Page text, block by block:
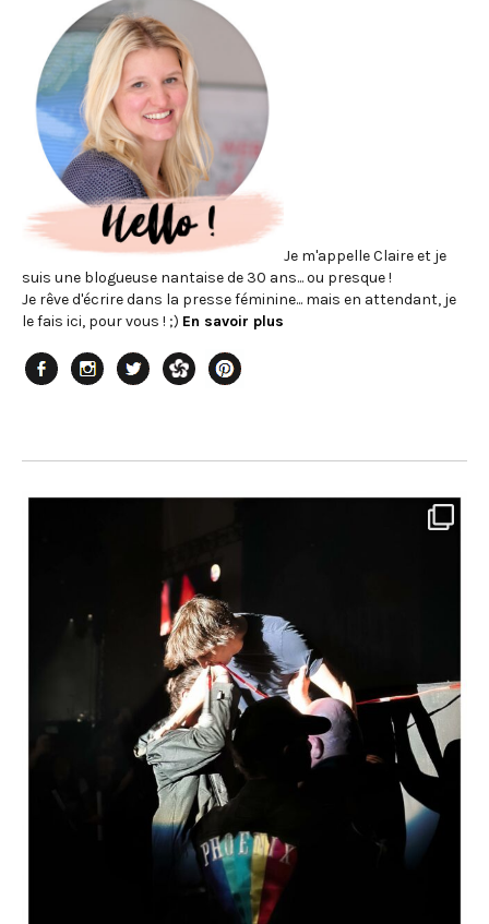
Je m'appelle Claire et je
suis une blogueuse nantaise de 30 ans... ou presque !
Je rêve d'écrire dans la presse féminine... mais en attendant, je
le fais ici, pour vous ! ;) En savoir plus